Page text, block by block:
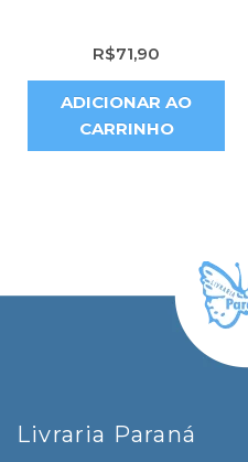
R$71,90
ADICIONAR AO
CARRINHO
Livraria Paraná